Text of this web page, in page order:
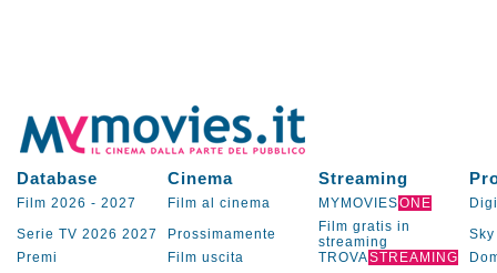
Database Cinema Streaming
Film 2026 - 2027 Film al cinema MYMOVIESONE
Serie TV 2026 2027 Prossimamente
Film gratis in
streaming
Sky
Premi
Film uscita TROVASTREAMING